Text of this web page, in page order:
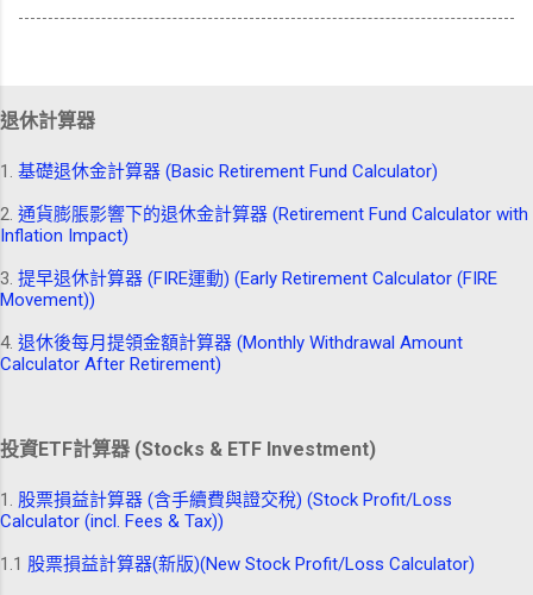
退休計算器
1. 基礎退休金計算器 (Basic Retirement Fund Calculator)
2. 通貨膨脹影響下的退休金計算器 (Retirement Fund Calculator with
Inflation Impact)
3. 提早退休計算器 (FIRE運動) (Early Retirement Calculator (FIRE
Movement))
4. 退休後每月提領金額計算器 (Monthly Withdrawal Amount
Calculator After Retirement)
投資ETF計算器 (Stocks & ETF Investment)
1. 股票損益計算器 (含手續費與證交稅) (Stock Profit/Loss
Calculator (incl. Fees & Tax))
1.1 股票損益計算器(新版)(New Stock Profit/Loss Calculator)